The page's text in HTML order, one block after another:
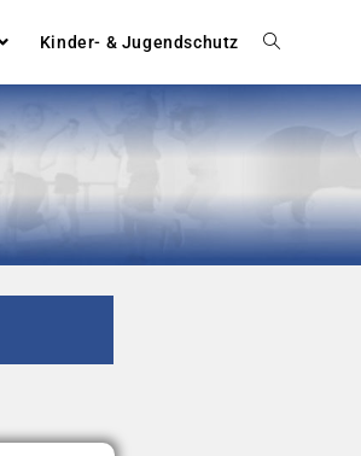
Kinder- & Jugendschutz